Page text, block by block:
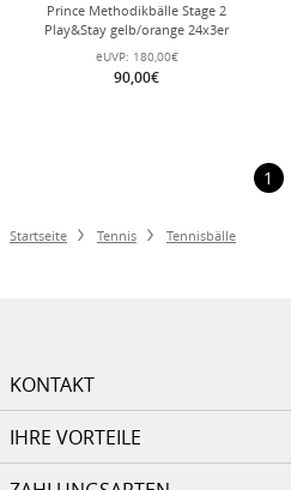
Prince Methodikbälle Stage 2
Play&Stay gelb/orange 24x3er
Karton
eUVP: 180,00€
90,00€
1
Startseite Tennis Tennisbälle
KONTAKT
IHRE VORTEILE